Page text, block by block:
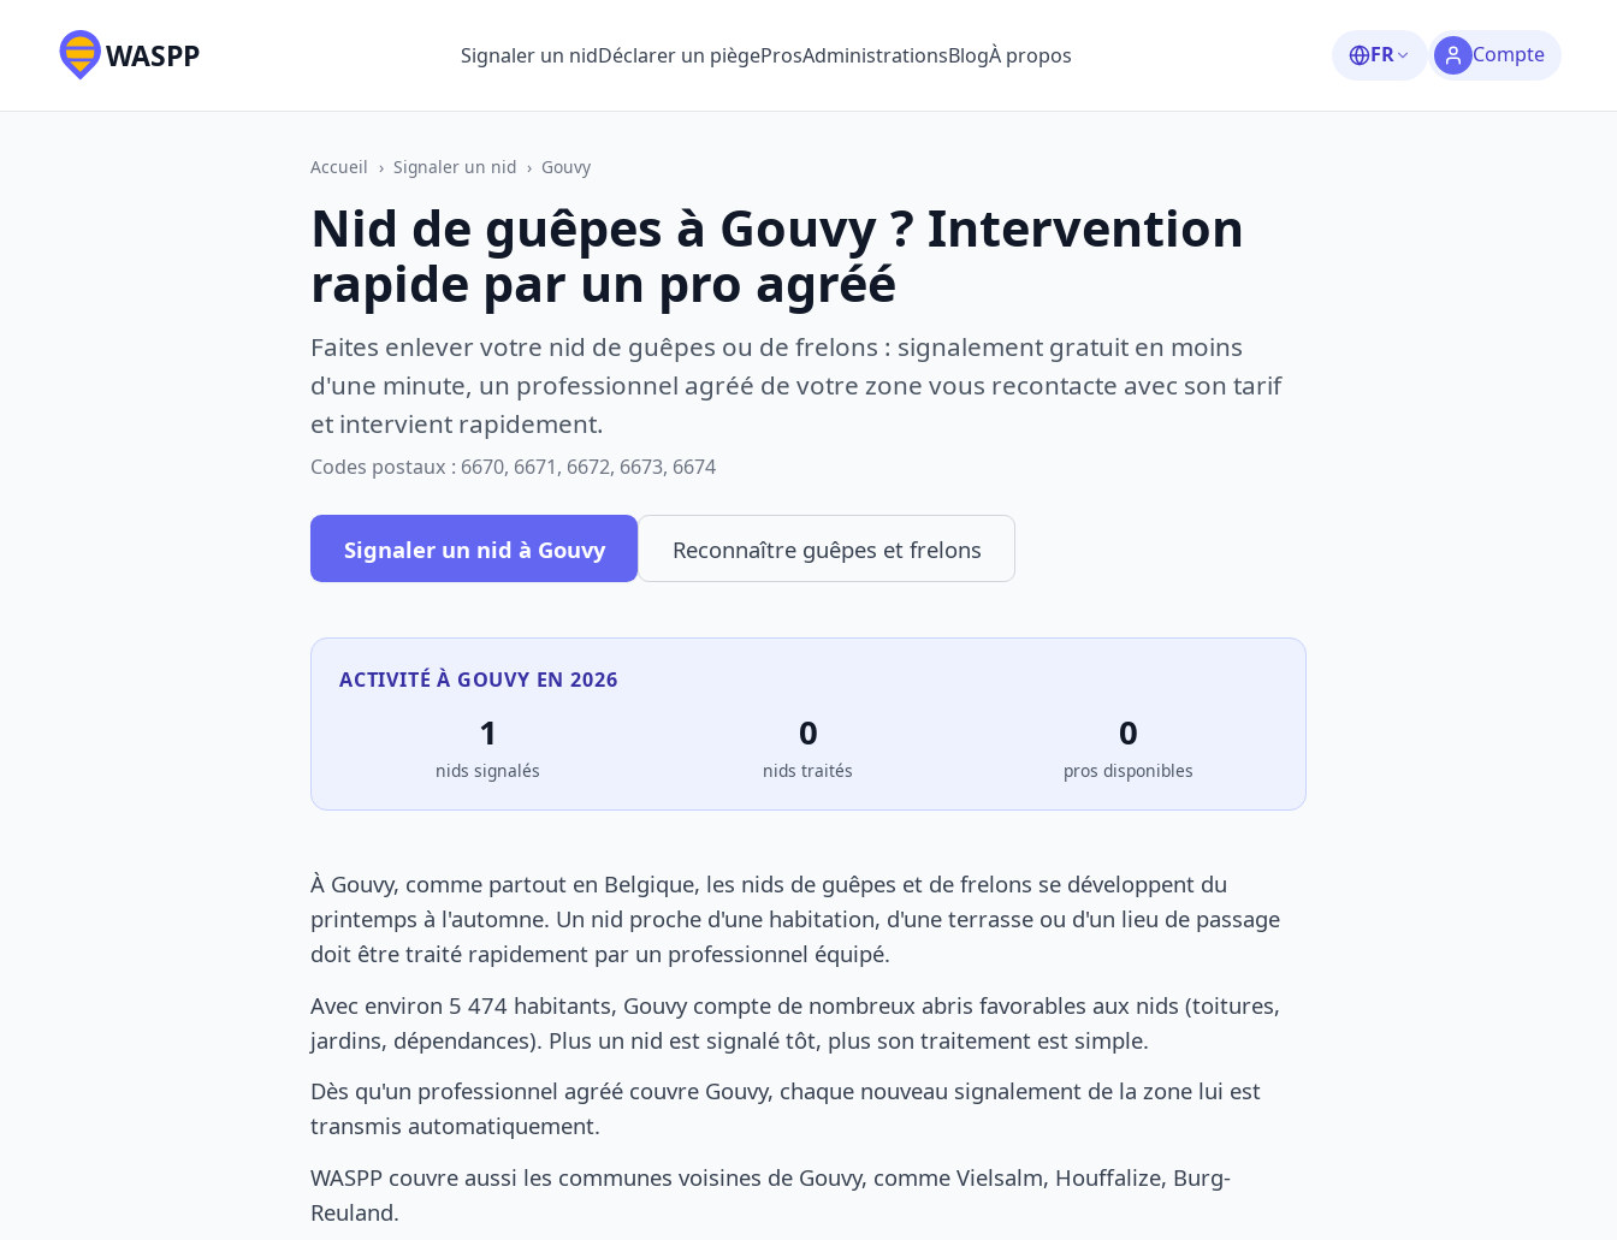
WASPP Signaler un nidDéclarer un piègeProsAdministrationsBlogÀ propos FR Compte
Accueil › Signaler un nid › Gouvy
Nid de guêpes à Gouvy ? Intervention
rapide par un pro agréé
Faites enlever votre nid de guêpes ou de frelons : signalement gratuit en moins
d'une minute, un professionnel agréé de votre zone vous recontacte avec son tarif
et intervient rapidement.
Codes postaux : 6670, 6671, 6672, 6673, 6674
Signaler un nid à Gouvy Reconnaître guêpes et frelons
ACTIVITÉ À GOUVY EN 2026
1
nids signalés
0
nids traités
0
pros disponibles
À Gouvy, comme partout en Belgique, les nids de guêpes et de frelons se développent du
printemps à l'automne. Un nid proche d'une habitation, d'une terrasse ou d'un lieu de passage
doit être traité rapidement par un professionnel équipé.
Avec environ 5 474 habitants, Gouvy compte de nombreux abris favorables aux nids (toitures,
jardins, dépendances). Plus un nid est signalé tôt, plus son traitement est simple.
Dès qu'un professionnel agréé couvre Gouvy, chaque nouveau signalement de la zone lui est
transmis automatiquement.
WASPP couvre aussi les communes voisines de Gouvy, comme Vielsalm, Houffalize, Burg-
Reuland.